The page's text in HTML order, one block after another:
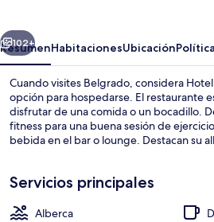
Siguiente
102+
ResumenHabitacionesUbicación
Cuando visites Belgrado, considera
opción para hospedarse. El restaurante
disfrutar de una comida o un bocadillo.
fitness para una buena sesión de
bebida en el bar o lounge. Destacan su
Servicios principales
Alberca